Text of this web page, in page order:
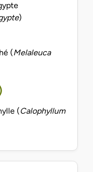
)
(Melaleuca
(Calophyllum